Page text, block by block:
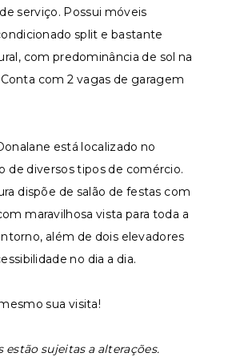
serviço. Possui móveis
split e bastante
com predominância de sol na
com 2 vagas de garagem
está localizado no
de diversos tipos de comércio.
dispõe de salão de festas com
maravilhosa vista para toda a
além de dois elevadores
no dia a dia.
sua visita!
estão sujeitas a alterações.